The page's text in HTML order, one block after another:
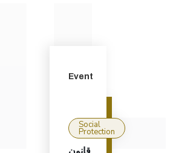
Event
Social
Protection
قانون